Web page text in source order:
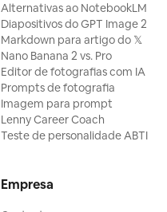
Alternativas ao NotebookLM
Diapositivos do GPT Image 2
Markdown para artigo do 𝕏
Nano Banana 2 vs. Pro
Editor de fotografias com IA
Prompts de fotografia
Imagem para prompt
Lenny Career Coach
Teste de personalidade ABTI
Empresa